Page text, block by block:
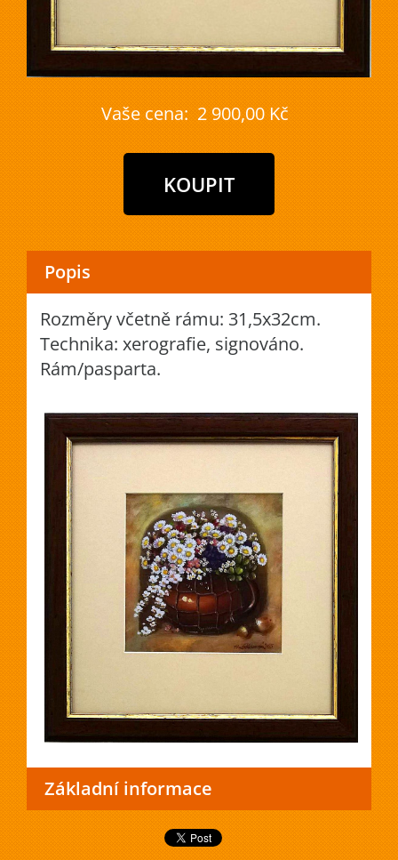
Vaše cena: 2 900,00 Kč
Popis
Rozměry včetně rámu: 31,5x32cm.
Technika: xerografie, signováno.
Rám/pasparta.
Základní informace